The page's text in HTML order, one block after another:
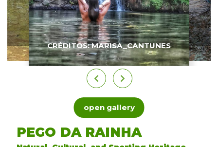
CRÉDITOS: MARISA_CANTUNES
open gallery
PEGO DA RAINHA